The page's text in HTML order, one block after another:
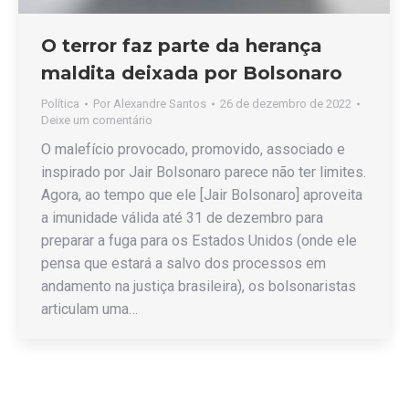
O terror faz parte da herança
maldita deixada por Bolsonaro
Política Por Alexandre Santos
26 de dezembro de 2022
Deixe um comentário
O malefício provocado, promovido, associado e
inspirado por Jair Bolsonaro parece não ter limites.
Agora, ao tempo que ele [Jair Bolsonaro] aproveita
a imunidade válida até 31 de dezembro para
preparar a fuga para os Estados Unidos (onde ele
pensa que estará a salvo dos processos em
andamento na justiça brasileira), os bolsonaristas
articulam uma…